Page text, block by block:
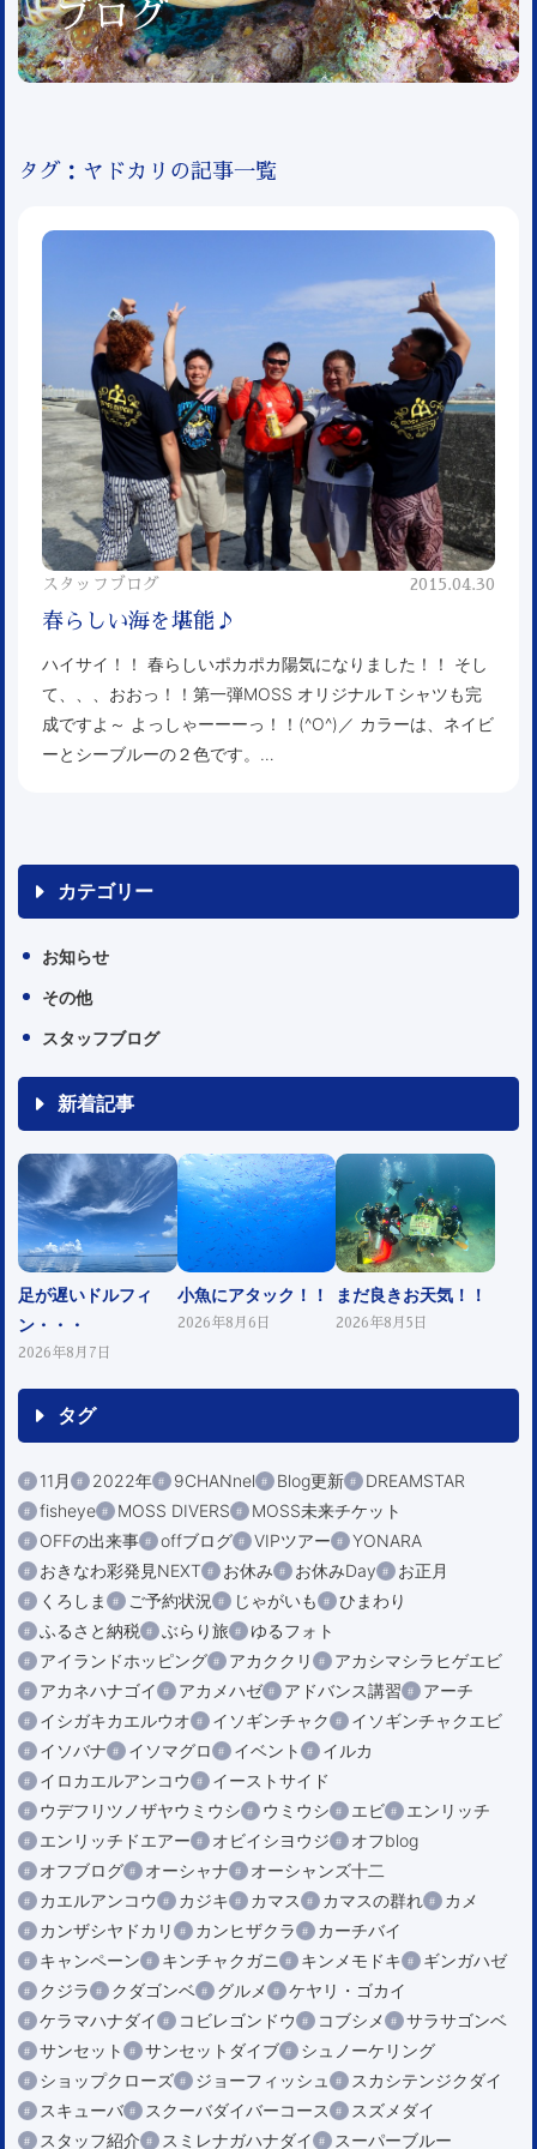
ブログ
タグ：ヤドカリの記事一覧
スタッフブログ 2015.04.30
春らしい海を堪能♪
ハイサイ！！ 春らしいポカポカ陽気になりました！！ そし
て、、、おおっ！！第一弾MOSS オリジナルＴシャツも完
成ですよ～ よっしゃーーーっ！！(^O^)／ カラーは、ネイビ
ーとシーブルーの２色です。…
カテゴリー
お知らせ
その他
スタッフブログ
新着記事
足が遅いドルフィ
ン・・・
2026年8月7日
小魚にアタック！！
2026年8月6日
まだ良きお天気！！
2026年8月5日
タグ
11月 2022年 9CHANnel Blog更新
DREAMSTAR
fisheye
MOSS DIVERS
MOSS未来チケット
OFFの出来事
offブログ VIPツアー
YONARA
おきなわ彩発見NEXT
お休み お休みDay
お正月
くろしま
ご予約状況 じゃがいも
ひまわり
ふるさと納税
ぶらり旅
ゆるフォト
アイランドホッピング
アカククリ
アカシマシラヒゲエビ
アカネハナゴイ
アカメハゼ アドバンス講習
アーチ
イシガキカエルウオ
イソギンチャク
イソギンチャクエビ
イソバナ
イソマグロ イベント
イルカ
イロカエルアンコウ
イーストサイド
ウデフリツノザヤウミウシ
ウミウシ エビ
エンリッチ
エンリッチドエアー
オビイシヨウジ
オフblog
オフブログ
オーシャナ
オーシャンズ十二
カエルアンコウ
カジキ カマス カマスの群れ
カメ
カンザシヤドカリ
カンヒザクラ
カーチバイ
キャンペーン
キンチャクガニ キンメモドキ
ギンガハゼ
クジラ
クダゴンベ グルメ
ケヤリ・ゴカイ
ケラマハナダイ
コビレゴンドウ コブシメ
サラサゴンベ
サンセット
サンセットダイブ
シュノーケリング
ショップクローズ
ジョーフィッシュ
スカシテンジクダイ
スキューバ
スクーバダイバーコース
スズメダイ
スタッフ紹介
スミレナガハナダイ スーパーブルー